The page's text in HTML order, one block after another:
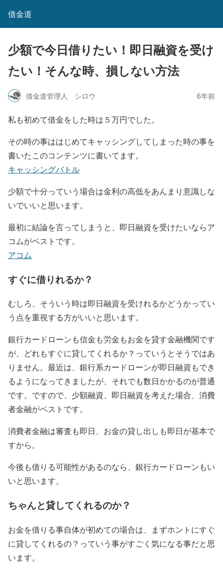
借金道
少額で今日借りたい！即日融資を受け
たい！そんな時、損しない方法
借金道管理人 シロウ 6年前
私も初めて借金をした時は５万円でした。
その時の事ははじめてキャッシングしてしまった時の事を
書いたこのコンテンツに書いてます。
キャッシングバトル
少額で十分っていう場合は金利の高低をあんまり意識しな
いでいいと思います。
最初に結論を言ってしまうと、即日融資を受けたいならア
コムがベストです。
アコム
すぐに借りれるか？
むしろ、そういう時は即日融資を受けれるかどうかってい
う点を重視する方がいいと思います。
銀行カードローンも信金も労金もお金を貸す金融機関です
が、どれもすぐに貸してくれるか？っていうとそうではあ
りません。最近は、銀行系カードローンが即日融資もでき
るようになってきましたが、それでも数日かかるのが普通
です。ですので、少額融資、即日融資を考えた場合、消費
者金融がベストです。
消費者金融は審査も即日、お金の貸し出しも即日が基本で
すから。
今後も借りる可能性があるのなら、銀行カードローンもい
いと思います。
ちゃんと貸してくれるのか？
お金を借りる事自体が初めての場合は、まずホントにすぐ
に貸してくれるの？ っていう事がすごく気になる事だと思
います。